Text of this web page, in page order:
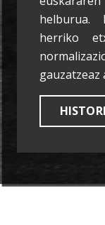
helburua.
herriko
gauzatzeaz